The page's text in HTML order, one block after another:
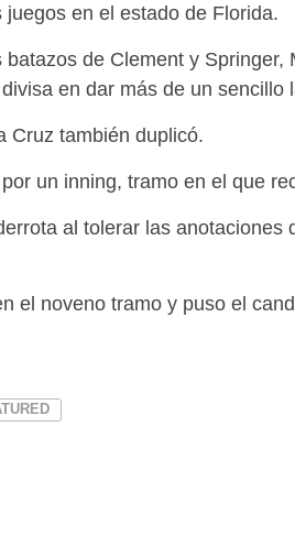
en el estado de Florida.
de Clement y Springer,
en dar más de un sencillo
Cruz también duplicó.
un inning, tramo en el que
al tolerar las anotaciones
el noveno tramo y puso el